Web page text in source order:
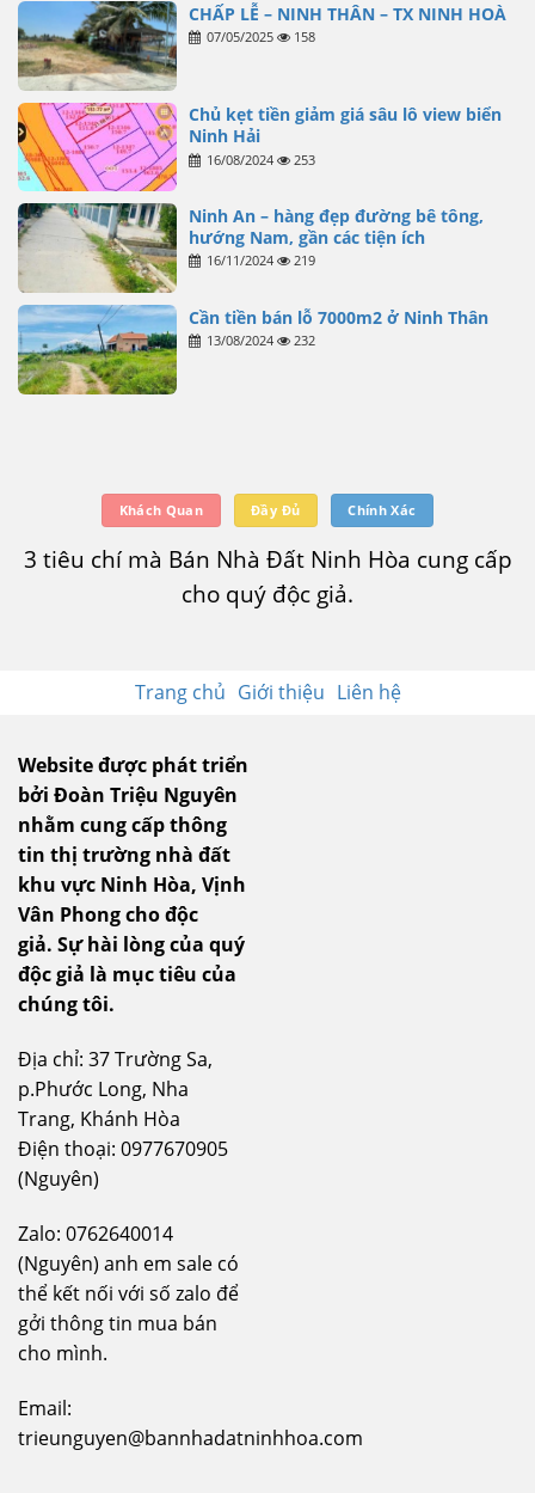
CHẤP LỄ – NINH THÂN – TX NINH HOÀ
07/05/2025 158
Chủ kẹt tiền giảm giá sâu lô view biển
Ninh Hải
16/08/2024 253
Ninh An – hàng đẹp đường bê tông,
hướng Nam, gần các tiện ích
16/11/2024 219
Cần tiền bán lỗ 7000m2 ở Ninh Thân
13/08/2024 232
Khách Quan Đầy Đủ Chính Xác
3 tiêu chí mà Bán Nhà Đất Ninh Hòa cung cấp
cho quý độc giả.
Trang chủ Giới thiệu Liên hệ
Website được phát triển
bởi Đoàn Triệu Nguyên
nhằm cung cấp thông
tin thị trường nhà đất
khu vực Ninh Hòa, Vịnh
Vân Phong cho độc
giả. Sự hài lòng của quý
độc giả là mục tiêu của
chúng tôi.
Địa chỉ: 37 Trường Sa,
p.Phước Long, Nha
Trang, Khánh Hòa
Điện thoại: 0977670905
(Nguyên)
Zalo: 0762640014
(Nguyên) anh em sale có
thể kết nối với số zalo để
gởi thông tin mua bán
cho mình.
Email:
trieunguyen@bannhadatninhhoa.com